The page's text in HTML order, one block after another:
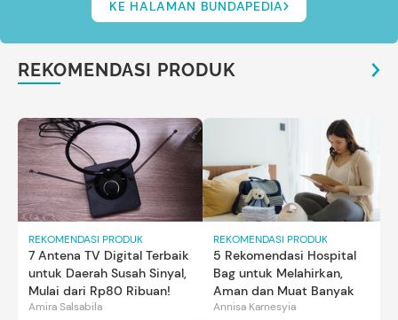
KE HALAMAN BUNDAPEDIA
REKOMENDASI PRODUK
REKOMENDASI PRODUK
7 Antena TV Digital Terbaik
untuk Daerah Susah Sinyal,
Mulai dari Rp80 Ribuan!
Amira Salsabila
REKOMENDASI PRODUK
5 Rekomendasi Hospital
Bag untuk Melahirkan,
Aman dan Muat Banyak
Annisa Karnesyia